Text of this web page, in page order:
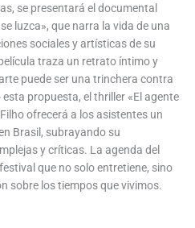
se presentará el documental
luzca», que narra la vida de una
sociales y artísticas de su
traza un retrato íntimo y
puede ser una trinchera contra
propuesta, el thriller «El agente
ofrecerá a los asistentes un
Brasil, subrayando su
y críticas. La agenda del
que no solo entretiene, sino
sobre los tiempos que vivimos.